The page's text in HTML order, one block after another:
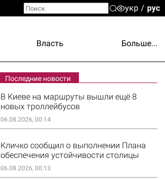
укр рус
Власть Больше...
Последние новости
В Киеве на маршруты вышли ещё 8
новых троллейбусов
06.08.2026, 00:14
Кличко сообщил о выполнении Плана
обеспечения устойчивости столицы
06.08.2026, 00:13